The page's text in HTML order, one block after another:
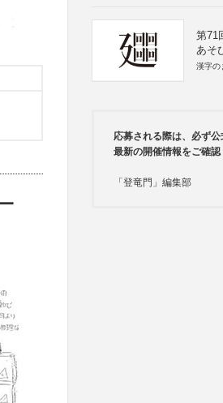
第71
あそ
漢字の
応募される際は、必ず
最新の開催情報をご確認
「登竜門」編集部